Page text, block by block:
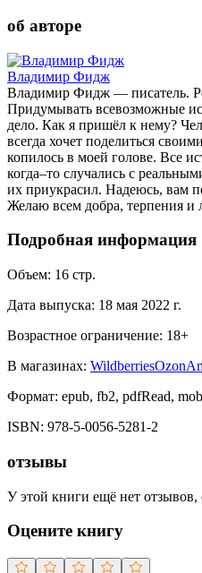
об авторе
Владимир Фидж
Владимир Фидж — писатель.
Придумывать всевозможные
дело. Как я пришёл к нему?
всегда хочет поделиться
копилось в моей голове. Все
когда–то случались с
их приукрасил. Надеюсь, вам
Желаю всем добра, терпения и
Подробная информация
Объем: 16 стр.
Дата выпуска: 18 мая 2022 г.
Возрастное ограничение: 18+
В магазинах: WildberriesOzon
Формат: epub, fb2, pdfRead,
ISBN: 978-5-0056-5281-2
отзывы
У этой книги ещё нет отзывов,
Оцените книгу